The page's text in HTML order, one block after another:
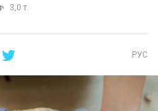
3,0 т.
РУС